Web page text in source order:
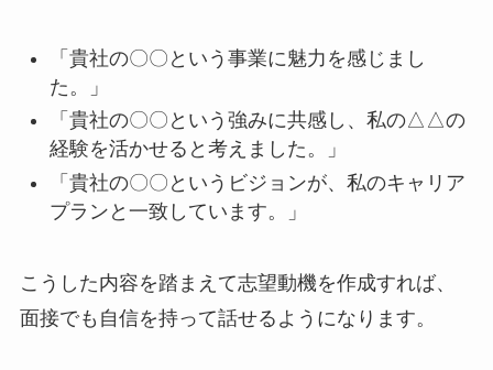
「貴社の〇〇という事業に魅力を感じまし
た。」
「貴社の〇〇という強みに共感し、私の△△の
経験を活かせると考えました。」
「貴社の〇〇というビジョンが、私のキャリア
プランと一致しています。」
こうした内容を踏まえて志望動機を作成すれば、
面接でも自信を持って話せるようになります。